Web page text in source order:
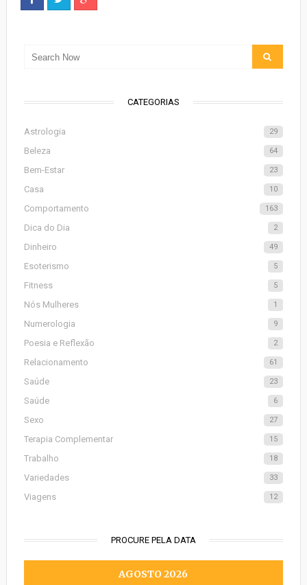
CATEGORIAS
Astrologia 29
Beleza 64
Bem-Estar 23
Casa 10
Comportamento 163
Dica do Dia 2
Dinheiro 49
Esoterismo 5
Fitness 5
Nós Mulheres 1
Numerologia 9
Poesia e Reflexão 2
Relacionamento 61
Saúde 23
Saúde 6
Sexo 27
Terapia Complementar 15
Trabalho 18
Variedades 33
Viagens 12
PROCURE PELA DATA
AGOSTO 2026